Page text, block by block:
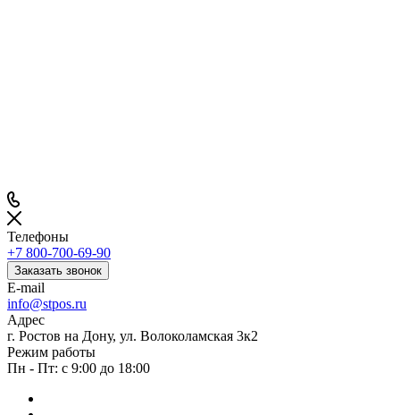
Телефоны
+7 800-700-69-90
Заказать звонок
E-mail
info@stpos.ru
Адрес
г. Ростов на Дону, ул. Волоколамская 3к2
Режим работы
Пн - Пт: с 9:00 до 18:00